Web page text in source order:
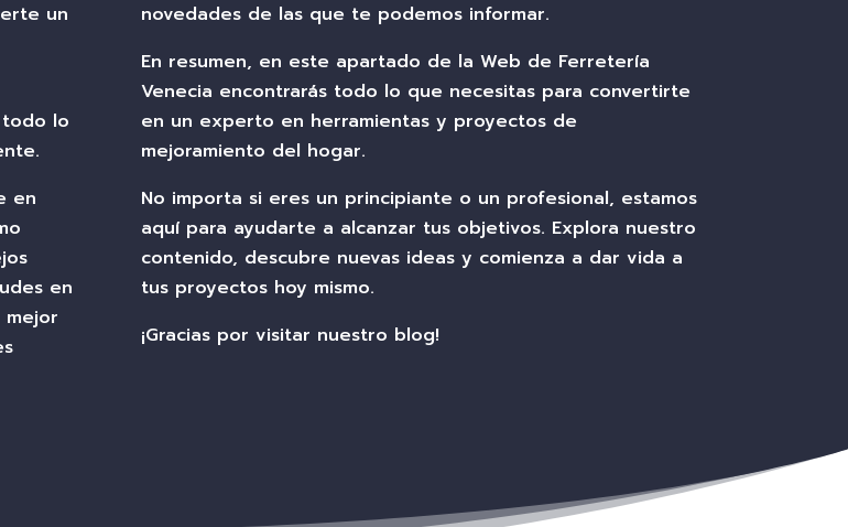
un
lo
en
en
mejor
novedades de las que te podemos informar.
En resumen, en este apartado de la Web de Ferretería
Venecia encontrarás todo lo que necesitas para convertirte
en un experto en herramientas y proyectos de
mejoramiento del hogar.
No importa si eres un principiante o un profesional, estamos
aquí para ayudarte a alcanzar tus objetivos. Explora nuestro
contenido, descubre nuevas ideas y comienza a dar vida a
tus proyectos hoy mismo.
¡Gracias por visitar nuestro blog!